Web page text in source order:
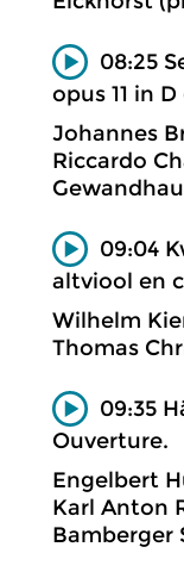
08:25
opus 11 in
Johannes
Riccardo
09:04
altviool en
Wilhelm
Thomas
09:35
Ouverture.
Engelbert
Karl Anton
Bamberger